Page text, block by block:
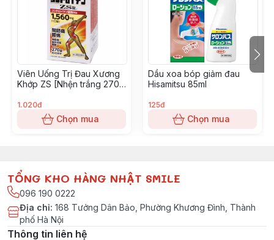
khớp vai.
Thành phần
1 viên axit クロルフェネシンカルバミン axit エステ
ル (bí danh: Chứa axit カルバミン axit クロルフェネ
シン) 250mg.
Phụ gia: として, カルメロースCa, axit
tetrahydrofuran khan, axit セルロース tinh thể, ス
テアリン axit Mg,ヒドロキシプロピルセルロースを
Các cơn co thắt đau đớn liên quan đến các rối
loạn thể thao:
Đau lưngdưới , thoái hóa cột sống, thoát vị đĩa
đệm,loạn sản/xơ cứng cột sống, loãng xương, hội
chứng cổ-vai-cổ tay
Viên Uống Trị Đau Xương
Khớp ZS [Nhện trắng 270
1.020đ
Chọn mua
Dầu xoa bóp giảm đau
Hisamitsu 85ml
125đ
Chọn mua
TỔNG KHO HÀNG NHẬT SMILE
096 190 0222
Địa chỉ: 168 Tưởng Dân Bảo, Phường Khương Đình, Thành
phố Hà Nội
Thông tin liên hệ